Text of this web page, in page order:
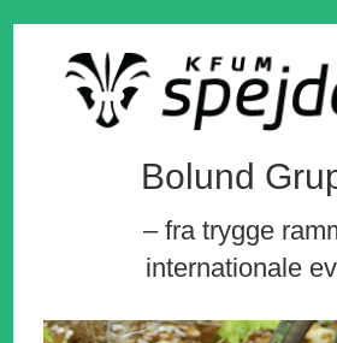
Bolund
– fra trygge
internationale